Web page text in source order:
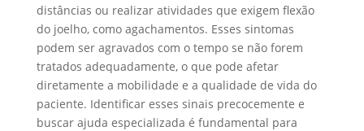
distâncias ou realizar atividades que exigem flexão
do joelho, como agachamentos. Esses sintomas
podem ser agravados com o tempo se não forem
tratados adequadamente, o que pode afetar
diretamente a mobilidade e a qualidade de vida do
paciente. Identificar esses sinais precocemente e
buscar ajuda especializada é fundamental para